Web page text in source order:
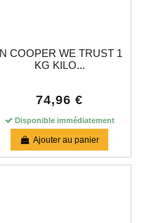
IN COOPER WE TRUST 1
KG KILO...
74,96 €
Disponible immédiatement
Ajouter au panier